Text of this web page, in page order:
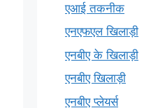
एआई तकनीक
एनएफएल खिलाड़ी
एनबीए के खिलाड़ी
एनबीए खिलाड़ी
एनबीए प्लेयर्स